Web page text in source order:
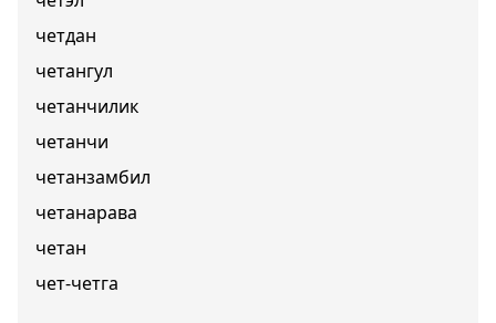
четдан
четангул
четанчилик
четанчи
четанзамбил
четанарава
четан
чет-четга